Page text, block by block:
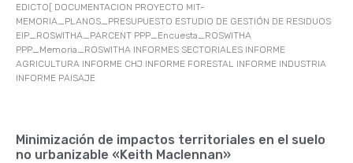
EDICTO[ DOCUMENTACION PROYECTO MIT-
MEMORIA_PLANOS_PRESUPUESTO ESTUDIO DE GESTIÓN DE RESIDUOS
EIP_ROSWITHA_PARCENT PPP_Encuesta_ROSWITHA
PPP_Memoria_ROSWITHA INFORMES SECTORIALES INFORME
AGRICULTURA INFORME CHJ INFORME FORESTAL INFORME INDUSTRIA
INFORME PAISAJE
Minimización de impactos territoriales en el suelo
no urbanizable «Keith Maclennan»